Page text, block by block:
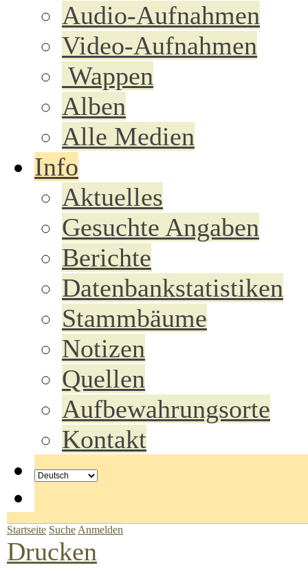
Audio-Aufnahmen
Video-Aufnahmen
Wappen
Alben
Alle Medien
Info
Aktuelles
Gesuchte Angaben
Berichte
Datenbankstatistiken
Stammbäume
Notizen
Quellen
Aufbewahrungsorte
Kontakt
Startseite Suche Anmelden
Drucken